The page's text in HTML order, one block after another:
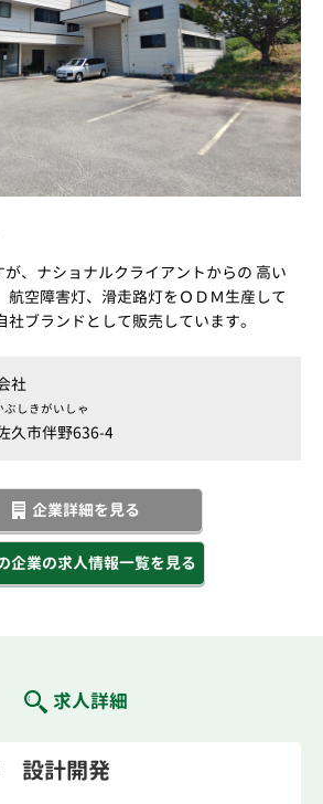
、ナショナルクライアントからの 高い
航空障害灯、滑走路灯をＯＤＭ生産して
ブランドとして販売しています。
社
ぶしきがいしゃ
久市伴野636-4
企業詳細を見る
企業の求人情報一覧を見る
求人詳細
設計開発